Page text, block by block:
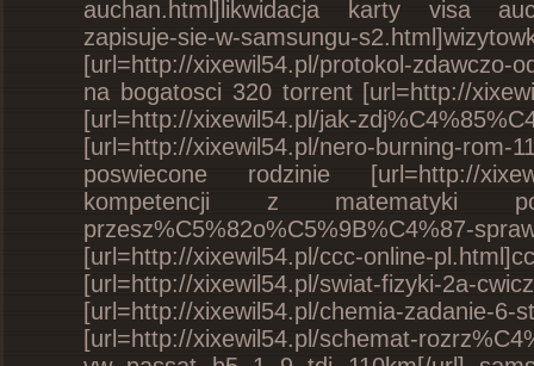
auchan.html]likwidacja karty visa
zapisuje-sie-w-samsungu-
[url=http://xixewil54.pl/protokol-
na bogatosci 320 torrent [url=http://
[url=http://xixewil54.pl/jak-
[url=http://xixewil54.pl/nero-burning-rom-
poswiecone rodzinie [url=http://
kompetencji z matematyki po
[url=http://xixewil54.pl/ccc-online-
[url=http://xixewil54.pl/swiat-fizyki-2a-
[url=http://xixewil54.pl/chemia-
[url=http://xixewil54.pl/schemat-